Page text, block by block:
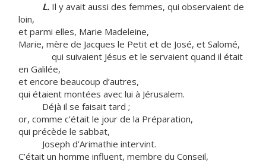
L. Il y avait aussi des femmes, qui observaient de
loin,
et parmi elles, Marie Madeleine,
Marie, mère de Jacques le Petit et de José, et Salomé,
qui suivaient Jésus et le servaient quand il était
en Galilée,
et encore beaucoup d’autres,
qui étaient montées avec lui à Jérusalem.
Déjà il se faisait tard ;
or, comme c’était le jour de la Préparation,
qui précède le sabbat,
Joseph d’Arimathie intervint.
C’était un homme influent, membre du Conseil,